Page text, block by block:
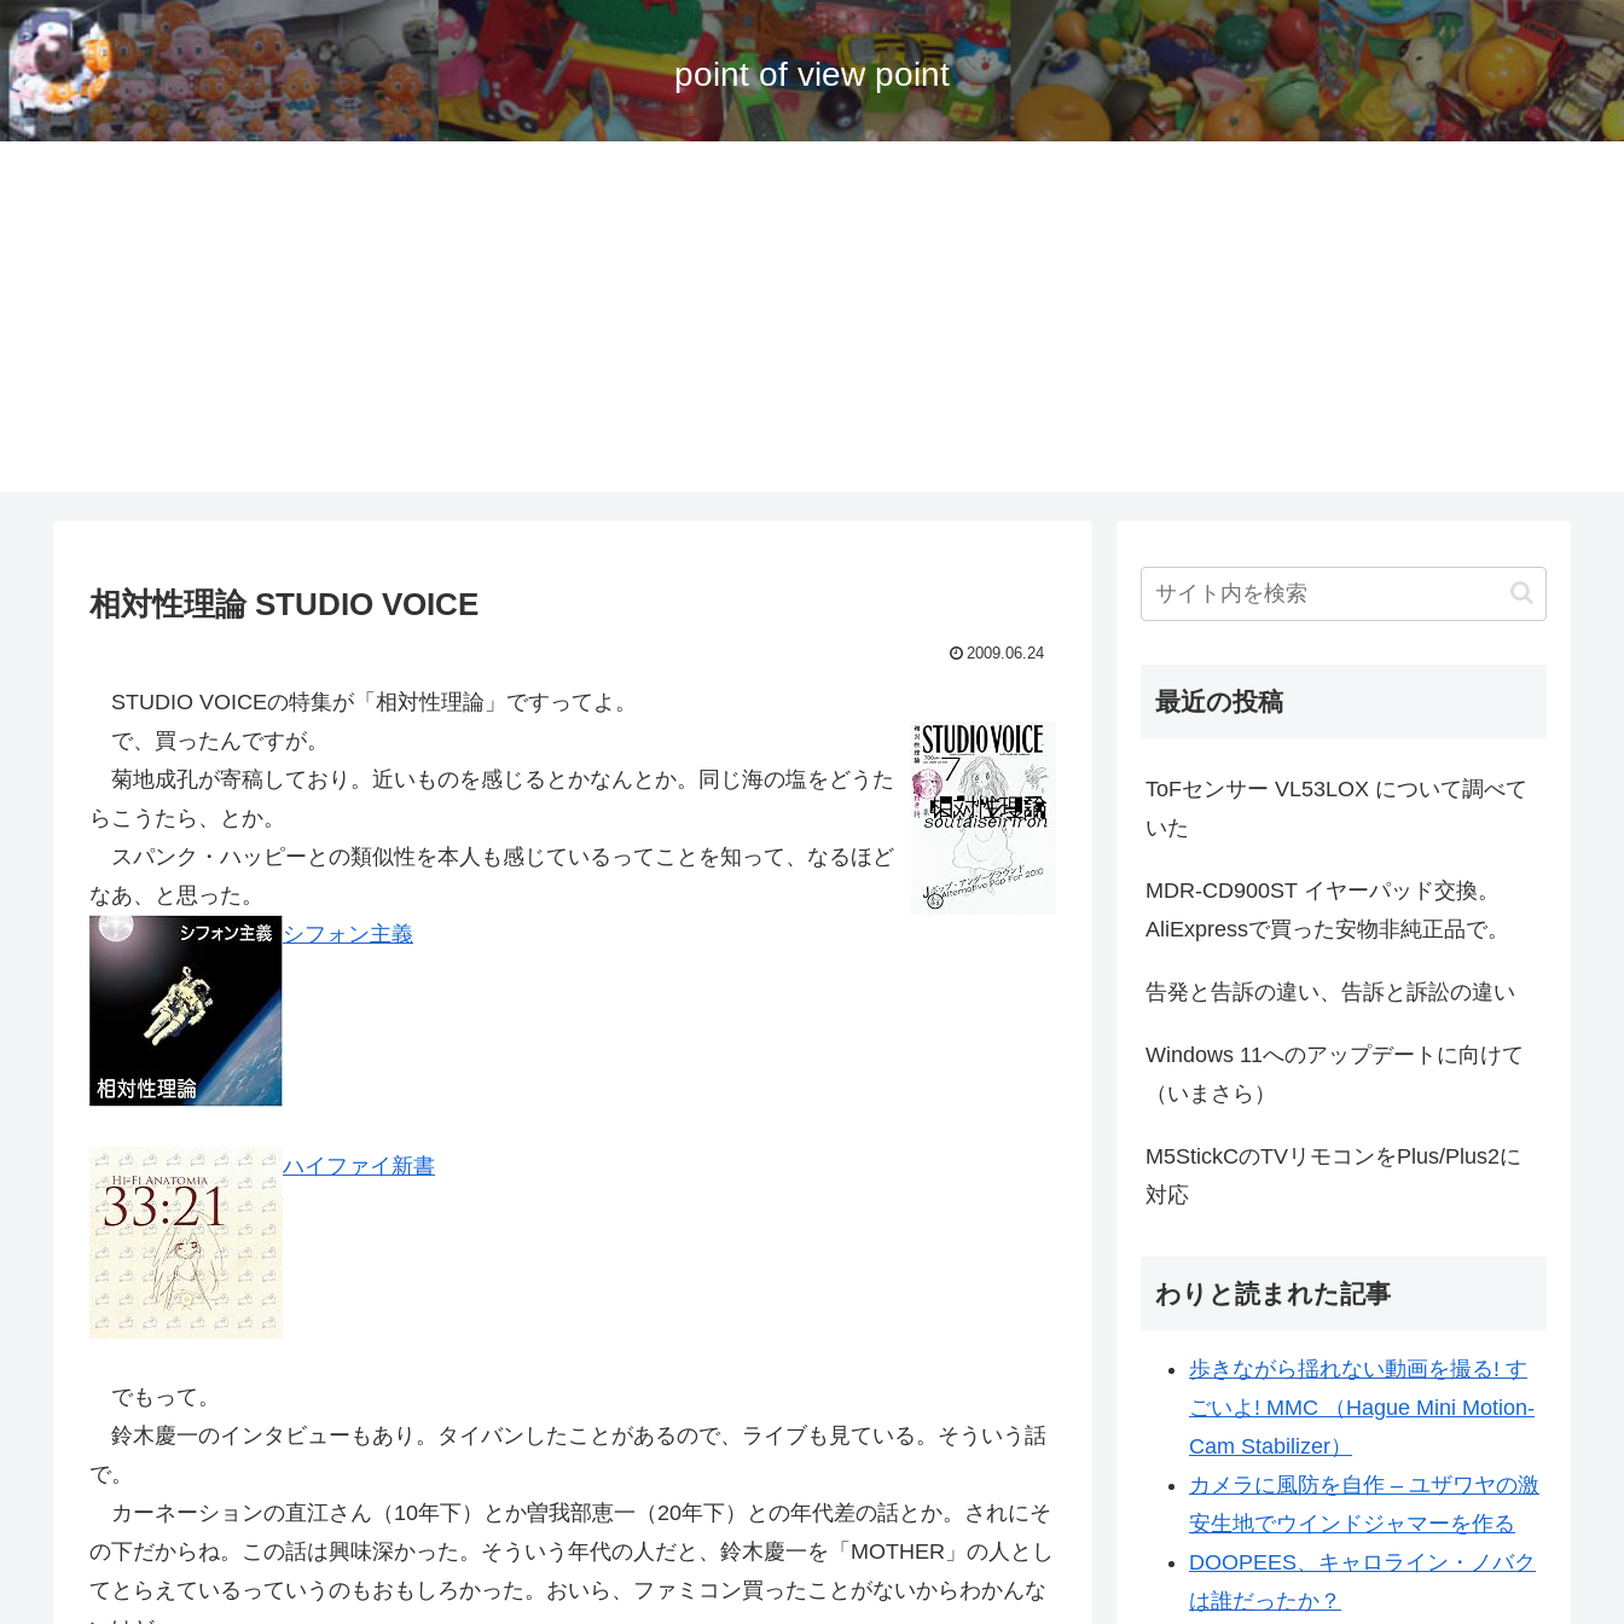
point of view point
相対性理論 STUDIO VOICE
2009.06.24
STUDIO VOICEの特集が「相対性理論」ですってよ。
で、買ったんですが。
菊地成孔が寄稿しており。近いものを感じるとかなんとか。同じ海の塩をどうた
らこうたら、とか。
スパンク・ハッピーとの類似性を本人も感じているってことを知って、なるほど
なあ、と思った。
シフォン主義
ハイファイ新書
でもって。
鈴木慶一のインタビューもあり。タイバンしたことがあるので、ライブも見ている。そういう話
で。
カーネーションの直江さん（10年下）とか曽我部恵一（20年下）との年代差の話とか。されにそ
の下だからね。この話は興味深かった。そういう年代の人だと、鈴木慶一を「MOTHER」の人とし
てとらえているっていうのもおもしろかった。おいら、ファミコン買ったことがないからわかんな
最近の投稿
ToFセンサー VL53LOX について調べて
いた
MDR-CD900ST イヤーパッド交換。
AliExpressで買った安物非純正品で。
告発と告訴の違い、告訴と訴訟の違い
Windows 11へのアップデートに向けて
（いまさら）
M5StickCのTVリモコンをPlus/Plus2に
対応
わりと読まれた記事
歩きながら揺れない動画を撮る! す
ごいよ! MMC （Hague Mini Motion-
Cam Stabilizer）
カメラに風防を自作 – ユザワヤの激
安生地でウインドジャマーを作る
DOOPEES、キャロライン・ノバク
は誰だったか？